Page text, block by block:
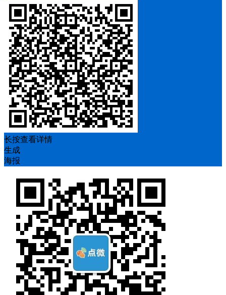
长按查看详情
生成
海报